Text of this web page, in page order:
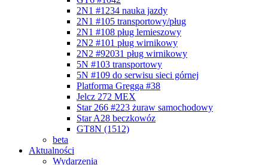
2N1 #1234 nauka jazdy
2N1 #105 transportowy/pług
2N1 #108 pług lemieszowy
2N2 #101 pług wirnikowy
2N2 #92031 pług wirnikowy
5N #103 transportowy
5N #109 do serwisu sieci górnej
Platforma Gregga #38
Jelcz 272 MEX
Star 266 #223 żuraw samochodowy
Star A28 beczkowóz
GT8N (1512)
beta
Aktualności
Wydarzenia